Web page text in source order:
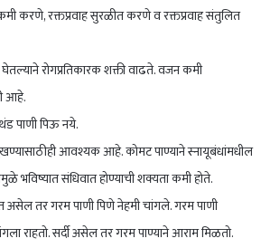
करणे, रक्तप्रवाह सुरळीत करणे व रक्तप्रवाह संतुलित
रोगप्रतिकारक शक्ती वाढते. वजन कमी
आहे.
पाणी पिऊ नये.
आवश्यक आहे. कोमट पाण्याने स्नायूबंधांमधील
भविष्यात संधिवात होण्याची शक्यता कमी होते.
असेल तर गरम पाणी पिणे नेहमी चांगले. गरम पाणी
राहतो. सर्दी असेल तर गरम पाण्याने आराम मिळतो.